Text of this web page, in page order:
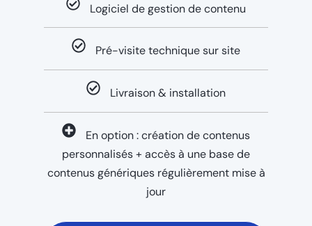
Logiciel de gestion de contenu
Pré-visite technique sur site
Livraison & installation
En option : création de contenus
personnalisés + accès à une base de
contenus génériques régulièrement mise à
jour